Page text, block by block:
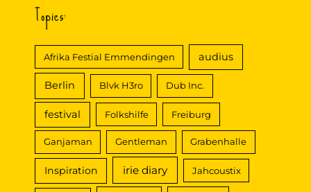
Topics:
Afrika Festial Emmendingen audius
Berlin Blvk H3ro Dub Inc.
festival Folkshilfe Freiburg
Ganjaman Gentleman Grabenhalle
Inspiration irie diary Jahcoustix